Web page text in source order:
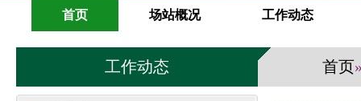
首页 场站概况 工作动态
工作动态 首页